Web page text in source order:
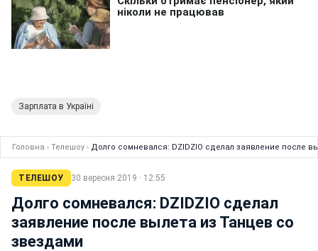
Зарплата в Україні
Головна › Телешоу › Долго сомневался: DZIDZIO сделал заявление после
ТЕЛЕШОУ 30 вересня 2019 · 12:55
Долго сомневался: DZIDZIO сделал
заявление после вылета из Танцев со
звездами